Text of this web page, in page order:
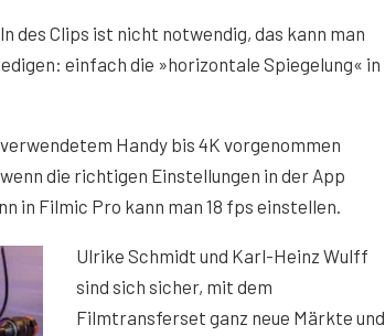
des Clips ist nicht notwendig, das kann man
einfach die »horizontale Spiegelung« in
Handy bis 4K vorgenommen
die richtigen Einstellungen in der App
in Filmic Pro kann man 18 fps einstellen.
Ulrike Schmidt und Karl-Heinz Wulff
sind sich sicher, mit dem
Filmtransferset ganz neue Märkte und